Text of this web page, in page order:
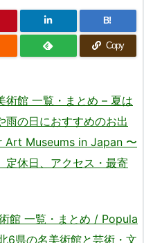
B!
Copy
術館 一覧・まとめ – 夏は
雨の日におすすめのお出
Art Museums in Japan 〜
定休日、アクセス・最寄
館 一覧・まとめ / Popula
県の名美術館と芸術・文